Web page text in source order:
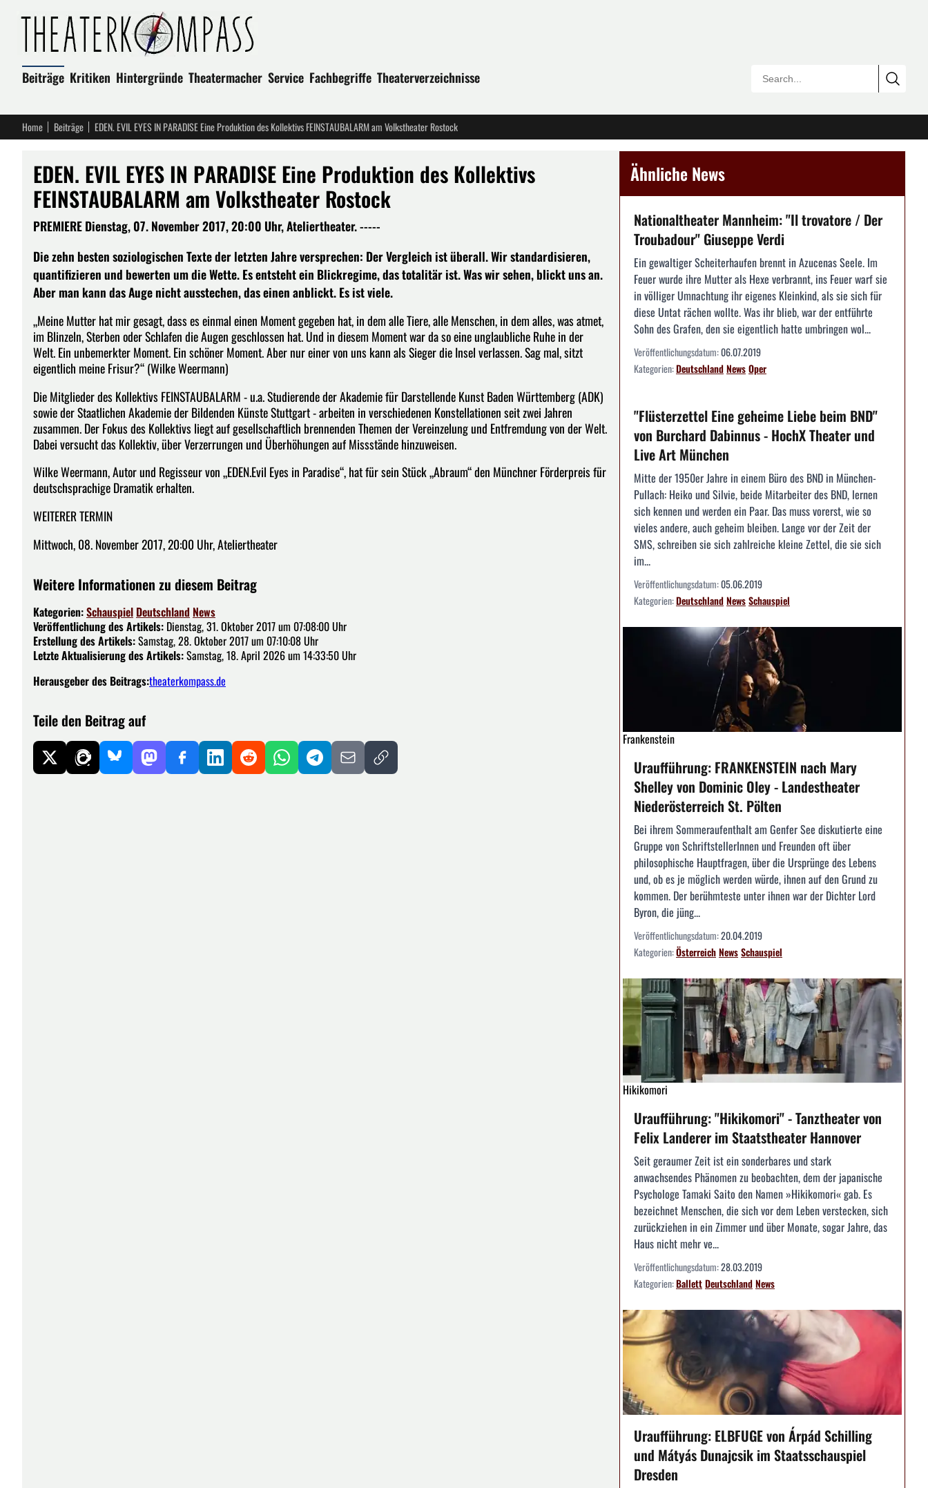
Beiträge Kritiken Hintergründe Theatermacher Service Fachbegriffe Theaterverzeichnisse
Home Beiträge EDEN. EVIL EYES IN PARADISE Eine Produktion des Kollektivs FEINSTAUBALARM am Volkstheater Rostock
EDEN. EVIL EYES IN PARADISE Eine Produktion des Kollektivs
FEINSTAUBALARM am Volkstheater Rostock
PREMIERE Dienstag, 07. November 2017, 20:00 Uhr, Ateliertheater. -----
Die zehn besten soziologischen Texte der letzten Jahre versprechen: Der Vergleich ist überall. Wir standardisieren,
quantifizieren und bewerten um die Wette. Es entsteht ein Blickregime, das totalitär ist. Was wir sehen, blickt uns an.
Aber man kann das Auge nicht ausstechen, das einen anblickt. Es ist viele.
„Meine Mutter hat mir gesagt, dass es einmal einen Moment gegeben hat, in dem alle Tiere, alle Menschen, in dem alles, was atmet,
im Blinzeln, Sterben oder Schlafen die Augen geschlossen hat. Und in diesem Moment war da so eine unglaubliche Ruhe in der
Welt. Ein unbemerkter Moment. Ein schöner Moment. Aber nur einer von uns kann als Sieger die Insel verlassen. Sag mal, sitzt
eigentlich meine Frisur?“ (Wilke Weermann)
Die Mitglieder des Kollektivs FEINSTAUBALARM - u.a. Studierende der Akademie für Darstellende Kunst Baden Württemberg (ADK)
sowie der Staatlichen Akademie der Bildenden Künste Stuttgart - arbeiten in verschiedenen Konstellationen seit zwei Jahren
zusammen. Der Fokus des Kollektivs liegt auf gesellschaftlich brennenden Themen der Vereinzelung und Entfremdung von der Welt.
Dabei versucht das Kollektiv, über Verzerrungen und Überhöhungen auf Missstände hinzuweisen.
Wilke Weermann, Autor und Regisseur von „EDEN.Evil Eyes in Paradise“, hat für sein Stück „Abraum“ den Münchner Förderpreis für
deutschsprachige Dramatik erhalten.
WEITERER TERMIN
Mittwoch, 08. November 2017, 20:00 Uhr, Ateliertheater
Weitere Informationen zu diesem Beitrag
Kategorien:Schauspiel Deutschland News
Veröffentlichung des Artikels: Dienstag, 31. Oktober 2017 um 07:08:00 Uhr
Erstellung des Artikels:Samstag, 28. Oktober 2017 um 07:10:08 Uhr
Letzte Aktualisierung des Artikels:Samstag, 18. April 2026 um 14:33:50 Uhr
Herausgeber des Beitrags:theaterkompass.de
Teile den Beitrag auf
Ähnliche News
Nationaltheater Mannheim: "Il trovatore / Der
Troubadour" Giuseppe Verdi
Ein gewaltiger Scheiterhaufen brennt in Azucenas Seele. Im
Feuer wurde ihre Mutter als Hexe verbrannt, ins Feuer warf sie
in völliger Umnachtung ihr eigenes Kleinkind, als sie sich für
diese Untat rächen wollte. Was ihr blieb, war der entführte
Sohn des Grafen, den sie eigentlich hatte umbringen wol...
Veröffentlichungsdatum:06.07.2019
Kategorien:DeutschlandNewsOper
"Flüsterzettel Eine geheime Liebe beim BND"
von Burchard Dabinnus - HochX Theater und
Live Art München
Mitte der 1950er Jahre in einem Büro des BND in München-
Pullach: Heiko und Silvie, beide Mitarbeiter des BND, lernen
sich kennen und werden ein Paar. Das muss vorerst, wie so
vieles andere, auch geheim bleiben. Lange vor der Zeit der
SMS, schreiben sie sich zahlreiche kleine Zettel, die sie sich
im...
Veröffentlichungsdatum:05.06.2019
Kategorien:DeutschlandNewsSchauspiel
Frankenstein
Uraufführung: FRANKENSTEIN nach Mary
Shelley von Dominic Oley - Landestheater
Niederösterreich St. Pölten
Bei ihrem Sommeraufenthalt am Genfer See diskutierte eine
Gruppe von SchriftstellerInnen und Freunden oft über
philosophische Hauptfragen, über die Ursprünge des Lebens
und, ob es je möglich werden würde, ihnen auf den Grund zu
kommen. Der berühmteste unter ihnen war der Dichter Lord
Byron, die jüng...
Veröffentlichungsdatum:20.04.2019
Kategorien:ÖsterreichNewsSchauspiel
Hikikomori
Uraufführung: "Hikikomori" - Tanztheater von
Felix Landerer im Staatstheater Hannover
Seit geraumer Zeit ist ein sonderbares und stark
anwachsendes Phänomen zu beobachten, dem der japanische
Psychologe Tamaki Saito den Namen »Hikikomori« gab. Es
bezeichnet Menschen, die sich vor dem Leben verstecken, sich
zurückziehen in ein Zimmer und über Monate, sogar Jahre, das
Haus nicht mehr ve...
Veröffentlichungsdatum:28.03.2019
Kategorien:BallettDeutschlandNews
Uraufführung: ELBFUGE von Árpád Schilling
und Mátyás Dunajcsik im Staatsschauspiel
Dresden